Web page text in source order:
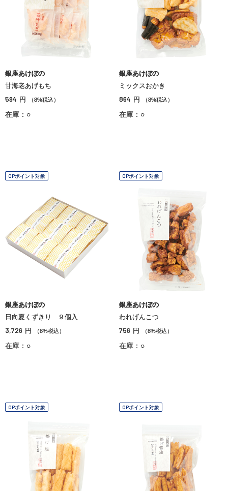
銀座あけぼの
甘海老あげもち
594 円 （8%税込）
在庫：○
銀座あけぼの
ミックスおかき
864 円 （8%税込）
在庫：○
OPポイント対象
銀座あけぼの
日向夏くずきり ９個入
3,726 円 （8%税込）
在庫：○
OPポイント対象
銀座あけぼの
われげんこつ
756 円 （8%税込）
在庫：○
OPポイント対象 OPポイント対象